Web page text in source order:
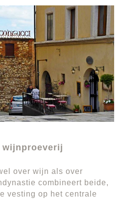
wijnproeverij
over wijn als over
combineert beide,
vesting op het centrale